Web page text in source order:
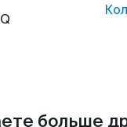
больше